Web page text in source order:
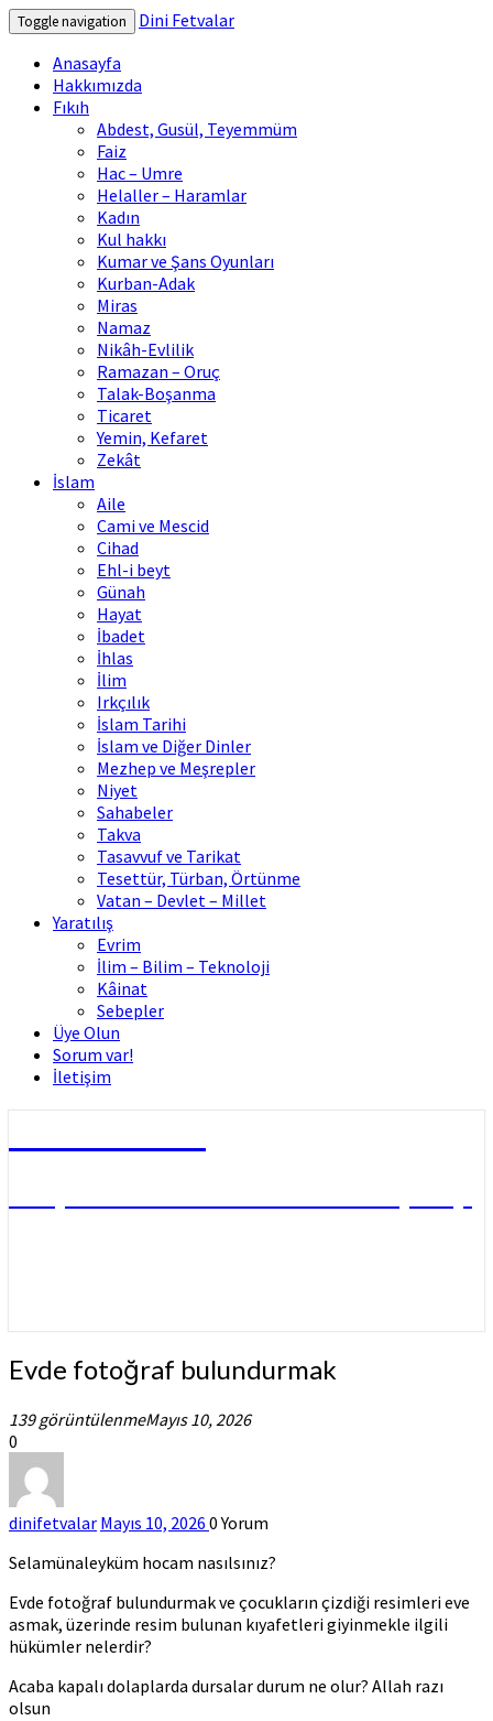
Toggle navigation
Dini Fetvalar
Anasayfa
Hakkımızda
Fıkıh
Abdest, Gusül, Teyemmüm
Faiz
Hac – Umre
Helaller – Haramlar
Kadın
Kul hakkı
Kumar ve Şans Oyunları
Kurban-Adak
Miras
Namaz
Nikâh-Evlilik
Ramazan – Oruç
Talak-Boşanma
Ticaret
Yemin, Kefaret
Zekât
İslam
Aile
Cami ve Mescid
Cihad
Ehl-i beyt
Günah
Hayat
İbadet
İhlas
İlim
Irkçılık
İslam Tarihi
İslam ve Diğer Dinler
Mezhep ve Meşrepler
Niyet
Sahabeler
Takva
Tasavvuf ve Tarikat
Tesettür, Türban, Örtünme
Vatan – Devlet – Millet
Yaratılış
Evrim
İlim – Bilim – Teknoloji
Kâinat
Sebepler
Üye Olun
Sorum var!
İletişim
Evde
fotoğraf
bulundurmak
Evde fotoğraf bulundurmak
139 görüntülenmeMayıs 10, 2026
0
dinifetvalar Mayıs 10, 2026 0Yorum
Selamünaleyküm hocam nasılsınız?
Evde fotoğraf bulundurmak ve çocukların çizdiği resimleri eve
asmak, üzerinde resim bulunan kıyafetleri giyinmekle ilgili
hükümler nelerdir?
Acaba kapalı dolaplarda dursalar durum ne olur? Allah razı
olsun